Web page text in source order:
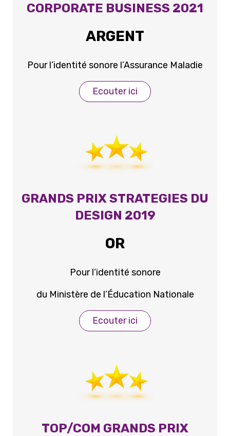
CORPORATE BUSINESS 2021
ARGENT
Pour l’identité sonore l’Assurance Maladie
Ecouter ici
GRANDS PRIX STRATEGIES DU
DESIGN 2019
OR
Pour l’identité sonore
du Ministère de l’Éducation Nationale
Ecouter ici
TOP/COM GRANDS PRIX